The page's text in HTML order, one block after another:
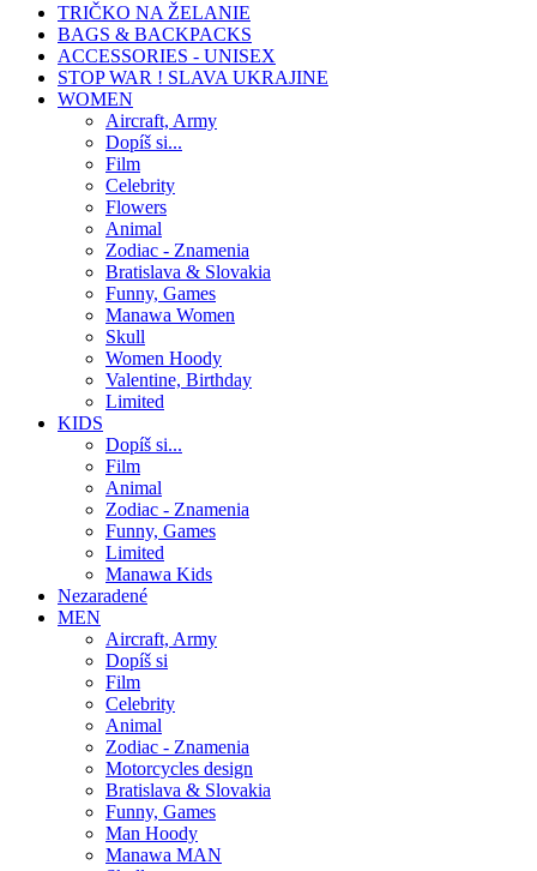
TRIČKO NA ŽELANIE
BAGS & BACKPACKS
ACCESSORIES - UNISEX
STOP WAR ! SLAVA UKRAJINE
WOMEN
Aircraft, Army
Dopíš si...
Film
Celebrity
Flowers
Animal
Zodiac - Znamenia
Bratislava & Slovakia
Funny, Games
Manawa Women
Skull
Women Hoody
Valentine, Birthday
Limited
KIDS
Dopíš si...
Film
Animal
Zodiac - Znamenia
Funny, Games
Limited
Manawa Kids
Nezaradené
MEN
Aircraft, Army
Dopíš si
Film
Celebrity
Animal
Zodiac - Znamenia
Motorcycles design
Bratislava & Slovakia
Funny, Games
Man Hoody
Manawa MAN